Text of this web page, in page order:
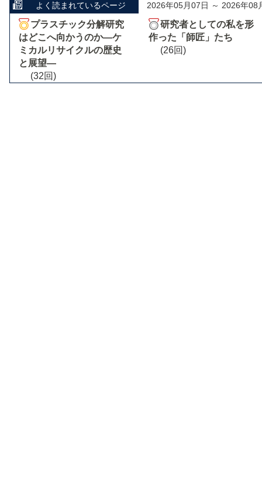
よく読まれているページ 2026年05月07日 ～ 2026年08
プラスチック分解研究
はどこへ向かうのか―ケ
ミカルリサイクルの歴史
と展望―
(32回)
研究者としての私を形
作った「師匠」たち
(26回)